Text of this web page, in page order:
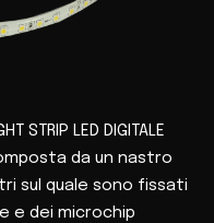
STRIP LED DIGITALE
da un nastro
sul quale sono fissati
e dei microchip